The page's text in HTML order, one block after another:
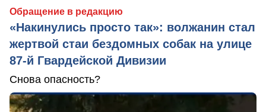
Обращение в редакцию
«Накинулись просто так»: волжанин стал
жертвой стаи бездомных собак на улице
87-й Гвардейской Дивизии
Снова опасность?